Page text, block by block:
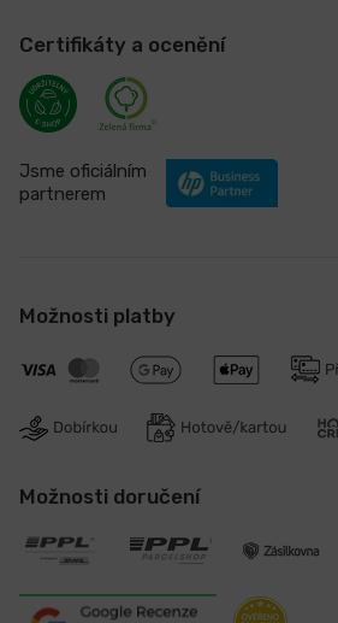
Certifikáty a ocenění
Jsme oficiálním
partnerem
Možnosti platby
Možnosti doručení